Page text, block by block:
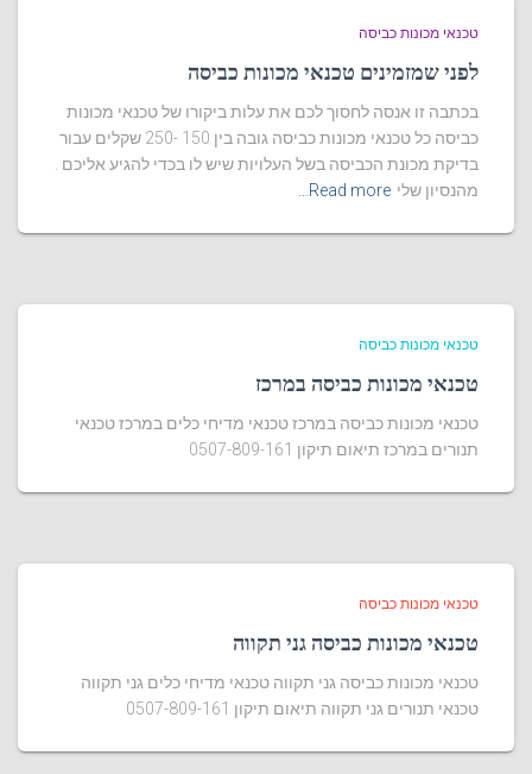
טכנאי מכונות כביסה
לפני שמזמינים טכנאי מכונות כביסה
בכתבה זו אנסה לחסוך לכם את עלות ביקורו של טכנאי מכונות
כביסה כל טכנאי מכונות כביסה גובה בין 150 -250 שקלים עבור
בדיקת מכונת הכביסה בשל העלויות שיש לו בכדי להגיע אליכם .
מהנסיון שלי Read more…
טכנאי מכונות כביסה
טכנאי מכונות כביסה במרכז
טכנאי מכונות כביסה במרכז טכנאי מדיחי כלים במרכז טכנאי
תנורים במרכז תיאום תיקון 0507-809-161
טכנאי מכונות כביסה
טכנאי מכונות כביסה גני תקווה
טכנאי מכונות כביסה גני תקווה טכנאי מדיחי כלים גני תקווה
טכנאי תנורים גני תקווה תיאום תיקון 0507-809-161